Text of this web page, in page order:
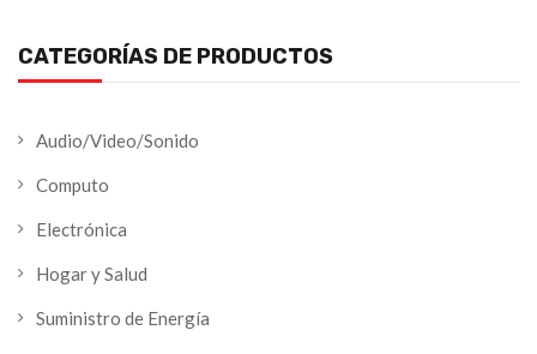
CATEGORÍAS DE PRODUCTOS
Audio/Video/Sonido
Computo
Electrónica
Hogar y Salud
Suministro de Energía